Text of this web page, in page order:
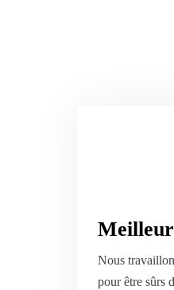
Nous
pour être sûrs